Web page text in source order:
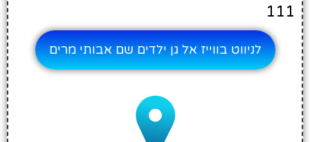
111
לניווט בווייז אל גן ילדים שם אבותי מרים